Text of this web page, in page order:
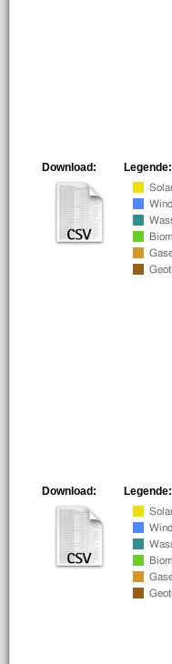
Legende:
Download:
Legende:
Download: